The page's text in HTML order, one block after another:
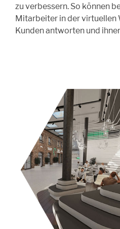
zu verbessern. So können
Mitarbeiter in der virtuellen
Kunden antworten und